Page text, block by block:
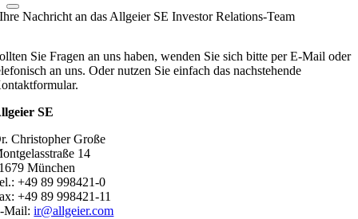
Ihre Nachricht an das Allgeier SE Investor Relations-Team
Sie Fragen an uns haben, wenden Sie sich bitte per E-Mail oder
an uns. Oder nutzen Sie einfach das nachstehende
SE
Christopher Große
14
München
+49 89 998421-0
+49 89 998421-11
Mail:ir@allgeier.com